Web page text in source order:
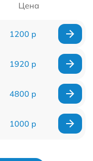
Цена
1200 р
1920 р
4800 р
1000 р